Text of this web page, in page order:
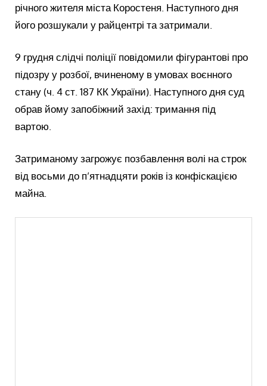
річного жителя міста Коростеня. Наступного дня
його розшукали у райцентрі та затримали.
9 грудня слідчі поліції повідомили фігурантові про
підозру у розбої, вчиненому в умовах воєнного
стану (ч. 4 ст. 187 КК України). Наступного дня суд
обрав йому запобіжний захід: тримання під
вартою.
Затриманому загрожує позбавлення волі на строк
від восьми до п’ятнадцяти років із конфіскацією
майна.